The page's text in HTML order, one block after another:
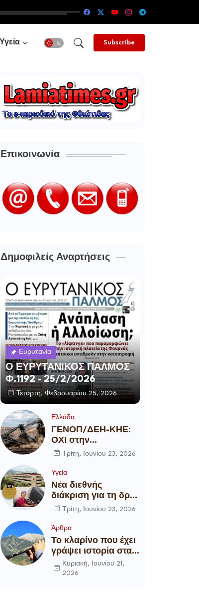
Υγεία Subscribe
Επικοινωνία
Δημοφιλείς Αναρτήσεις
Ευρυτανία
Ο ΕΥΡΥΤΑΝΙΚΟΣ ΠΑΛΜΟΣ
Φ.1192 - 25/2/2026
Τετάρτη, Φεβρουαρίου 25, 2026
Ελλάδα
ΓΕΝΟΠ/ΔΕΗ-ΚΗΕ:
ΟΧΙ στην
αποξήλωση των
υποδομών της
χώρας
Τρίτη, Ιουνίου 23, 2026
Υγεία
Νέα διεθνής
διάκριση για τη δρ
Θάλεια
Διευθύντρια
Xειρουργό του
Metropolitan
General
Τρίτη, Ιουνίου 23, 2026
Άρθρα
Το κλαρίνο που έχει
γράψει ιστορία στα
χωριά της Ρούμελης
Κυριακή, Ιουνίου 21,
2026